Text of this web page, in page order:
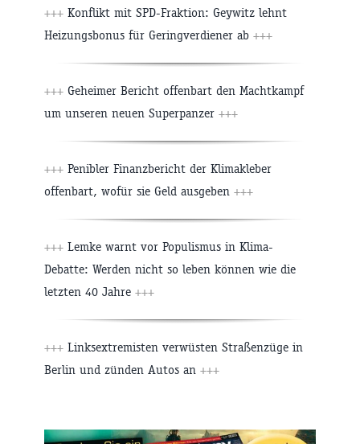
+++ Konflikt mit SPD-Fraktion: Geywitz lehnt
Heizungsbonus für Geringverdiener ab +++
+++ Geheimer Bericht offenbart den Machtkampf
um unseren neuen Superpanzer +++
+++ Penibler Finanzbericht der Klimakleber
offenbart, wofür sie Geld ausgeben +++
+++ Lemke warnt vor Populismus in Klima-
Debatte: Werden nicht so leben können wie die
letzten 40 Jahre +++
+++ Linksextremisten verwüsten Straßenzüge in
Berlin und zünden Autos an +++